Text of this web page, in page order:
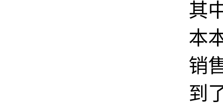
其
本
销
到